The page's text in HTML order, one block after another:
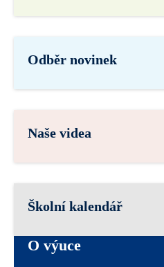
Odběr novinek
Naše videa
Školní kalendář
O výuce